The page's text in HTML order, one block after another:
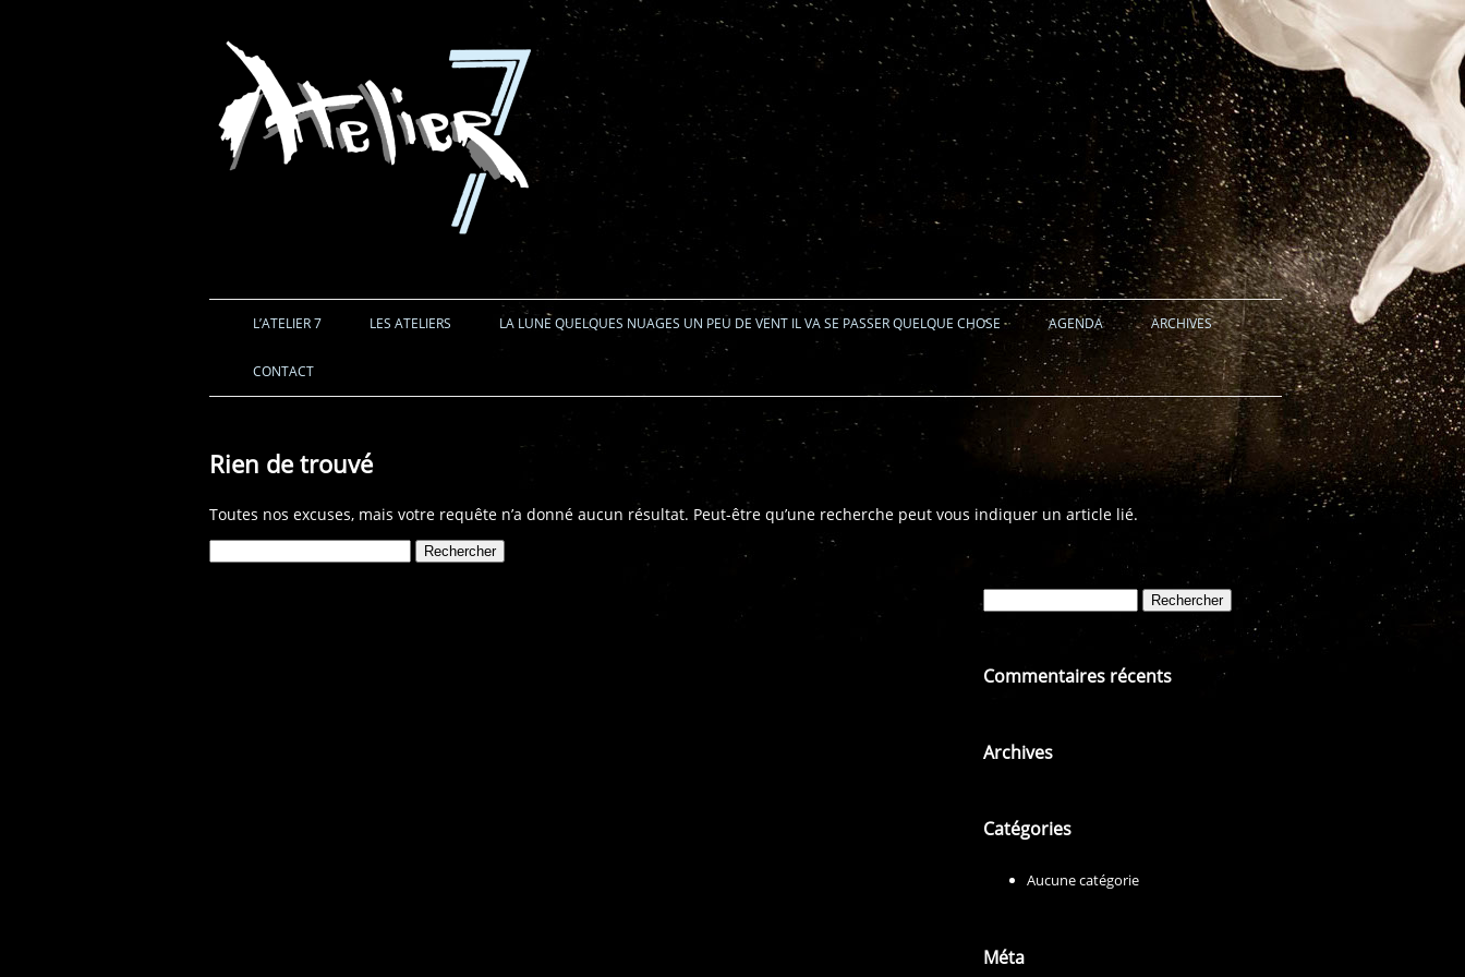
Aller au contenu
L’ATELIER 7 LES ATELIERS LA LUNE QUELQUES NUAGES UN PEU DE VENT IL VA SE PASSER QUELQUE CHOSE AGENDA ARCHIVES
CONTACT
Rien de trouvé
Toutes nos excuses, mais votre requête n’a donné aucun résultat. Peut-être qu’une recherche peut vous indiquer un article lié.
Commentaires récents
Archives
Catégories
Aucune catégorie
Méta